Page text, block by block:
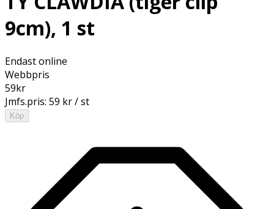
9cm), 1 st
Endast online
Webbpris
59kr
Jmfs.pris: 59 kr / st
Köp